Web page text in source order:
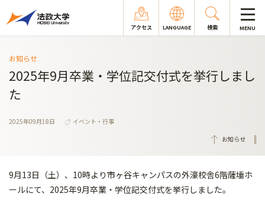
アクセス LANGUAGE 検索 MENU
お知らせ
2025年9月卒業・学位記交付式を挙行しまし
た
2025年09月18日
イベント・行事
お知らせ
9月13日（土）、10時より市ヶ谷キャンパスの外濠校舎6階薩埵ホ
ールにて、2025年9月卒業・学位記交付式を挙行しました。